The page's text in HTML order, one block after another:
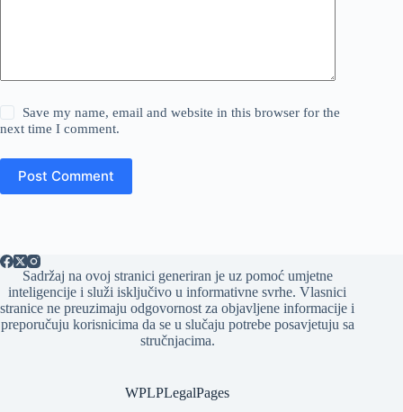
Save my name, email and website in this browser for the
next time I comment.
Post Comment
Sadržaj na ovoj stranici generiran je uz pomoć umjetne
inteligencije i služi isključivo u informativne svrhe. Vlasnici
stranice ne preuzimaju odgovornost za objavljene informacije i
preporučuju korisnicima da se u slučaju potrebe posavjetuju sa
stručnjacima.
WPLPLegalPages